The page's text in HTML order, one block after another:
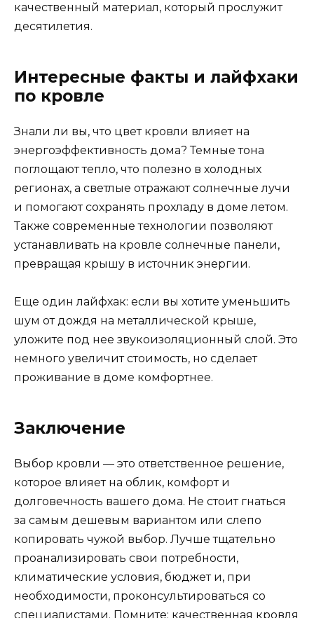
качественный материал, который прослужит
десятилетия.
Интересные факты и лайфхаки
по кровле
Знали ли вы, что цвет кровли влияет на
энергоэффективность дома? Темные тона
поглощают тепло, что полезно в холодных
регионах, а светлые отражают солнечные лучи
и помогают сохранять прохладу в доме летом.
Также современные технологии позволяют
устанавливать на кровле солнечные панели,
превращая крышу в источник энергии.
Еще один лайфхак: если вы хотите уменьшить
шум от дождя на металлической крыше,
уложите под нее звукоизоляционный слой. Это
немного увеличит стоимость, но сделает
проживание в доме комфортнее.
Заключение
Выбор кровли — это ответственное решение,
которое влияет на облик, комфорт и
долговечность вашего дома. Не стоит гнаться
за самым дешевым вариантом или слепо
копировать чужой выбор. Лучше тщательно
проанализировать свои потребности,
климатические условия, бюджет и, при
необходимости, проконсультироваться со
специалистами. Помните: качественная кровля